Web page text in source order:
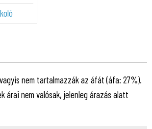
nem tartalmazzák az áfát (áfa: 27%).
árai nem valósak, jelenleg árazás alatt